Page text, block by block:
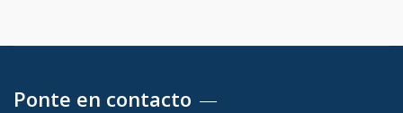
Ponte en contacto